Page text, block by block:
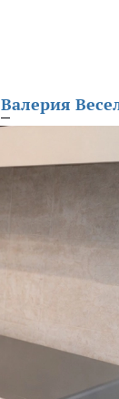
Валерия